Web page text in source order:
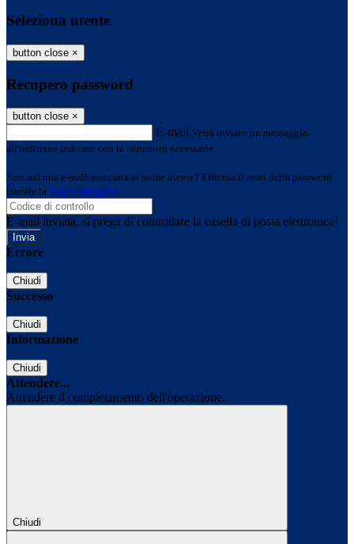
Seleziona utente
button close ×
Recupero password
button close ×
E-mail Verrà inviato un messaggio
all'indirizzo indicato con le istruzioni necessarie.
Non hai una e-mail associata al nome utente? Effettua il reset della password
tramite la Login Spaggiari
E-mail inviata, si prega di controllare la casella di posta elettronica!
Errore
Chiudi
Successo
Chiudi
Informazione
Chiudi
Attendere...
Attendere il completamento dell'operazione...
Chiudi